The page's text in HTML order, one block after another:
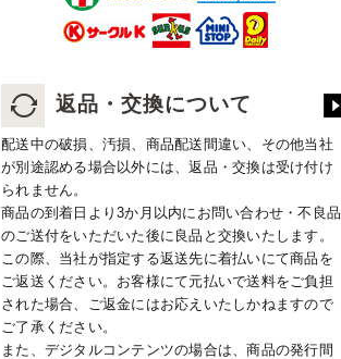
返品・交換について
配送中の破損、汚損、商品配送間違い、その他当社
が別途認める場合以外には、返品・交換は受け付け
られません。
商品の到着日より3か月以内にお問い合わせ・不良品
のご送付をいただいた後に良品と交換いたします。
この際、当社が指定する返送先に着払いにて商品を
ご返送ください。お客様にて元払いで送料をご負担
された場合、ご返金にはお応えいたしかねますので
ご了承ください。
また、デジタルコンテンツの場合は、商品の発行間